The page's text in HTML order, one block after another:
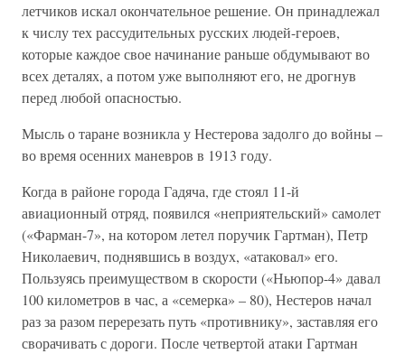
летчиков искал окончательное решение. Он принадлежал
к числу тех рассудительных русских людей-героев,
которые каждое свое начинание раньше обдумывают во
всех деталях, а потом уже выполняют его, не дрогнув
перед любой опасностью.
Мысль о таране возникла у Нестерова задолго до войны –
во время осенних маневров в 1913 году.
Когда в районе города Гадяча, где стоял 11-й
авиационный отряд, появился «неприятельский» самолет
(«Фарман-7», на котором летел поручик Гартман), Петр
Николаевич, поднявшись в воздух, «атаковал» его.
Пользуясь преимуществом в скорости («Ньюпор-4» давал
100 километров в час, а «семерка» – 80), Нестеров начал
раз за разом перерезать путь «противнику», заставляя его
сворачивать с дороги. После четвертой атаки Гартман